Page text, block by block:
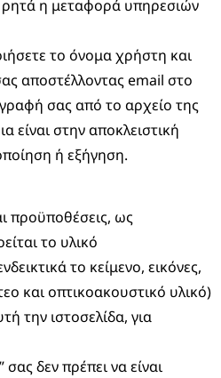
η μεταφορά υπηρεσιών
το όνομα χρήστη και
αποστέλλοντας email στο
σας από το αρχείο της
είναι στην αποκλειστική
ή εξήγηση.
προϋποθέσεις, ως
το υλικό
το κείμενο, εικόνες,
και οπτικοακουστικό υλικό)
την ιστοσελίδα, για
δεν πρέπει να είναι